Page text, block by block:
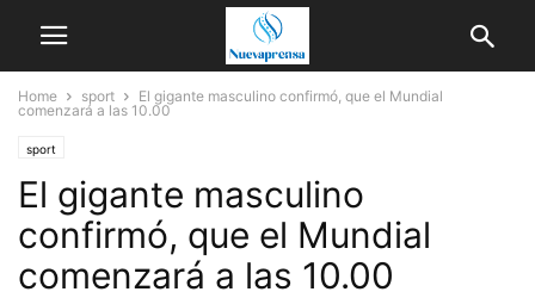
Home sport
El gigante masculino confirmó, que el Mundial
comenzará a las 10.00
sport
El gigante masculino
confirmó, que el Mundial
comenzará a las 10.00